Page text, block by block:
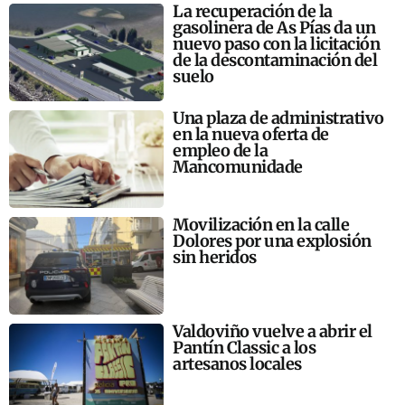
La recuperación de la
gasolinera de As Pías da un
nuevo paso con la licitación
de la descontaminación del
suelo
Una plaza de administrativo
en la nueva oferta de
empleo de la
Mancomunidade
Movilización en la calle
Dolores por una explosión
sin heridos
Valdoviño vuelve a abrir el
Pantín Classic a los
artesanos locales